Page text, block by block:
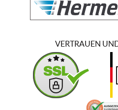
VERTRAUEN